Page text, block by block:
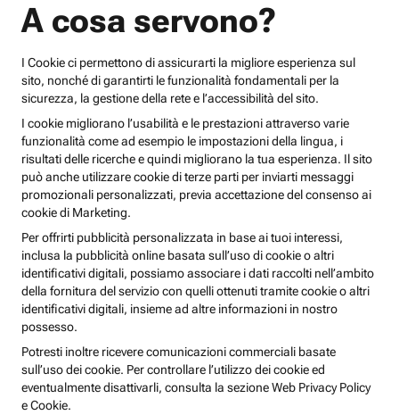
A cosa servono?
I Cookie ci permettono di assicurarti la migliore esperienza sul
sito, nonché di garantirti le funzionalità fondamentali per la
sicurezza, la gestione della rete e l’accessibilità del sito.
I cookie migliorano l’usabilità e le prestazioni attraverso varie
funzionalità come ad esempio le impostazioni della lingua, i
risultati delle ricerche e quindi migliorano la tua esperienza. Il sito
può anche utilizzare cookie di terze parti per inviarti messaggi
promozionali personalizzati, previa accettazione del consenso ai
cookie di Marketing.
Per offrirti pubblicità personalizzata in base ai tuoi interessi,
inclusa la pubblicità online basata sull’uso di cookie o altri
identificativi digitali, possiamo associare i dati raccolti nell’ambito
della fornitura del servizio con quelli ottenuti tramite cookie o altri
identificativi digitali, insieme ad altre informazioni in nostro
possesso.
Potresti inoltre ricevere comunicazioni commerciali basate
sull’uso dei cookie. Per controllare l’utilizzo dei cookie ed
eventualmente disattivarli, consulta la sezione Web Privacy Policy
e Cookie.